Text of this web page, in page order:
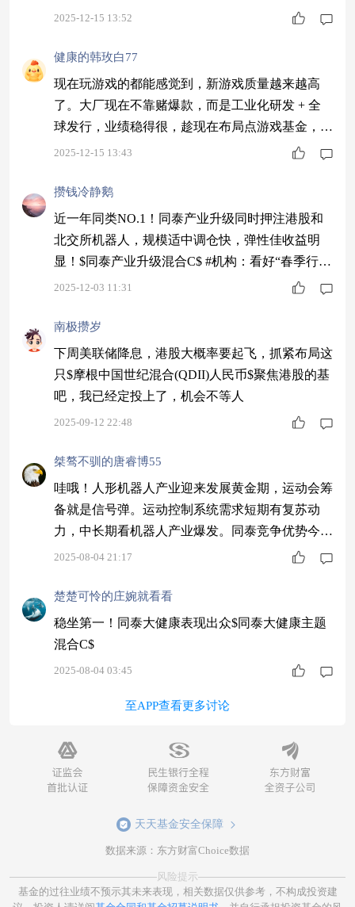
不用急着赚快钱。$同泰远见混合C$ #2025即将收
2025-12-15 13:52
健康的韩玫白77
现在玩游戏的都能感觉到，新游戏质量越来越高
了。大厂现在不靠赌爆款，而是工业化研发 + 全
球发行，业绩稳得很，趁现在布局点游戏基金，错
不了。$同泰慧利混合C$ #国际银价涨疯了！现在
2025-12-15 13:43
攒钱冷静鹅
近一年同类NO.1！同泰产业升级同时押注港股和
北交所机器人，规模适中调仓快，弹性佳收益明
显！$同泰产业升级混合C$ #机构：看好“春季行
情”提前开启#
2025-12-03 11:31
南极攒岁
下周美联储降息，港股大概率要起飞，抓紧布局这
只$摩根中国世纪混合(QDII)人民币$聚焦港股的基
吧，我已经定投上了，机会不等人
2025-09-12 22:48
桀骜不驯的唐睿博55
哇哦！人形机器人产业迎来发展黄金期，运动会筹
备就是信号弹。运动控制系统需求短期有复苏动
力，中长期看机器人产业爆发。同泰竞争优势今日
强势上涨5.27%，作为小而美的人形机器人主题基
住机会投资，一起实现财富增值！$同泰竞争优势
混合C$
2025-08-04 21:17
楚楚可怜的庄婉就看看
稳坐第一！同泰大健康表现出众$同泰大健康主题
混合C$
2025-08-04 03:45
至APP查看更多讨论
天天基金安全保障
数据来源：东方财富Choice数据
风险提示
基金的过往业绩不预示其未来表现，相关数据仅供参考，不构成投资建